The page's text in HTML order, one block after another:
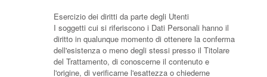
Esercizio dei diritti da parte degli Utenti
I soggetti cui si riferiscono i Dati Personali hanno il
diritto in qualunque momento di ottenere la conferma
dell'esistenza o meno degli stessi presso il Titolare
del Trattamento, di conoscerne il contenuto e
l'origine, di verificarne l'esattezza o chiederne